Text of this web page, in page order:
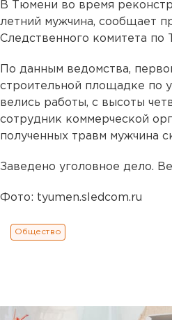
В Тюмени во время
летний мужчина, сообщает
Следственного комитета по
По данным ведомства,
строительной площадке по
велись работы, с высоты
сотрудник коммерческой
полученных травм мужчина
Заведено уголовное дело.
Фото: tyumen.sledcom.ru
Общество